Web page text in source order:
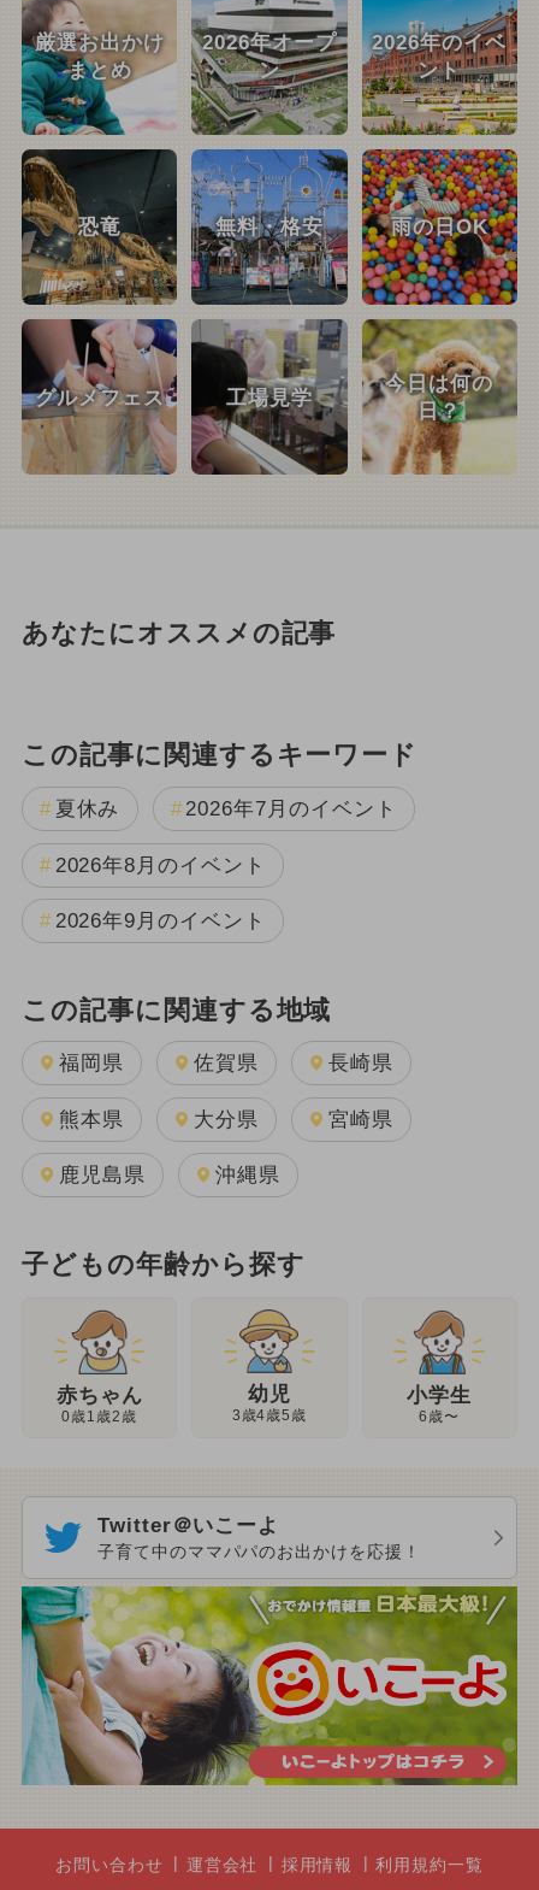
厳選お出かけ
まとめ
2026年オープ
ン
2026年のイベ
ント
恐竜 無料・格安 雨の日OK
グルメフェス 工場見学
今日は何の
日？
あなたにオススメの記事
この記事に関連するキーワード
夏休み 2026年7月のイベント
2026年8月のイベント
2026年9月のイベント
この記事に関連する地域
福岡県 佐賀県 長崎県
熊本県 大分県 宮崎県
鹿児島県 沖縄県
子どもの年齢から探す
赤ちゃん
0歳1歳2歳
幼児
3歳4歳5歳
小学生
6歳〜
Twitter＠いこーよ
子育て中のママパパのお出かけを応援！
お問い合わせ 運営会社 採用情報 利用規約一覧